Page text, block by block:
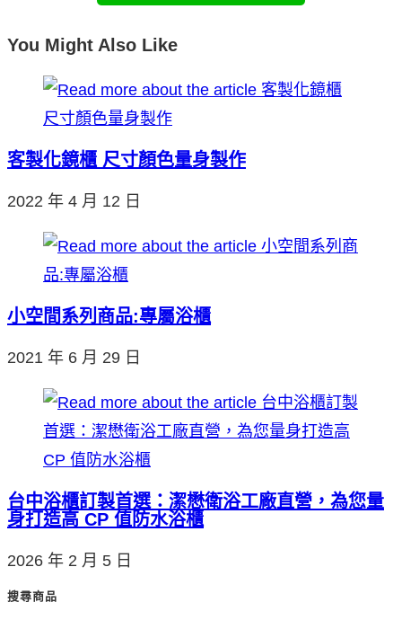
You Might Also Like
客製化鏡櫃 尺寸顏色量身製作
2022 年 4 月 12 日
小空間系列商品:專屬浴櫃
2021 年 6 月 29 日
台中浴櫃訂製首選：潔懋衛浴工廠直營，為您量
身打造高 CP 值防水浴櫃
2026 年 2 月 5 日
搜尋商品